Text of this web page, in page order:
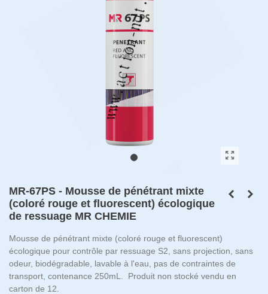
MR-67PS - Mousse de pénétrant mixte
(coloré rouge et fluorescent) écologique
de ressuage MR CHEMIE
Mousse de pénétrant mixte (coloré rouge et fluorescent)
écologique pour contrôle par ressuage S2, sans projection, sans
odeur, biodégradable, lavable à l'eau, pas de contraintes de
transport, contenance 250mL. Produit non stocké vendu en
carton de 12.